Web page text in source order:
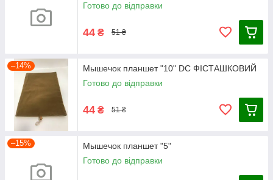
Готово до відправки
44 ₴ 51 ₴
–14%
Мышечок планшет "10" DC ФІСТАШКОВИЙ
Готово до відправки
44 ₴ 51 ₴
–15%
Мышечок планшет "5"
Готово до відправки